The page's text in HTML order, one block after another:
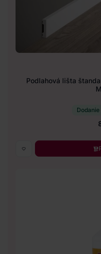
Podlahová lišta